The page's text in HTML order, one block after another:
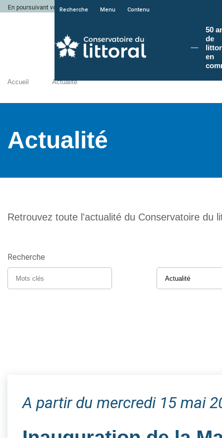
En poursuivant votre navigation sur le site du Conservatoire du littoral, vous
Recherche Menu Contenu
50
de
en
Accueil Actualité
Actualité
Retrouvez toute l'actualité du Conservatoire du
Recherche
A partir du mercredi 15 mai